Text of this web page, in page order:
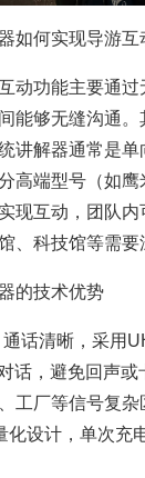
如何实现导游互
动功能主要通过
能够无缝沟通
讲解器通常是
高端型号（如鹰
现互动，团队
、科技馆等需要
的技术优势
话清晰，采用
话，避免回声
工厂等信号复
化设计，单次充